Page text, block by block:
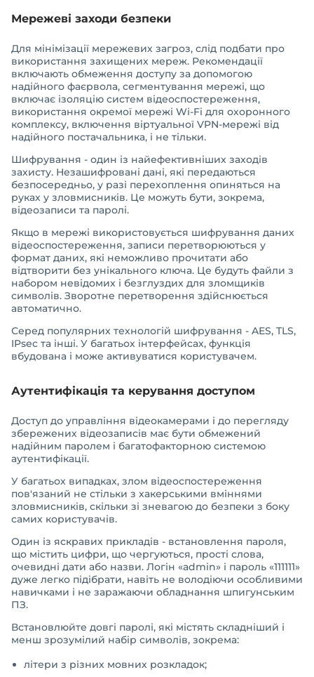
Мережеві заходи безпеки
Для мінімізації мережевих загроз, слід подбати про
використання захищених мереж. Рекомендації
включають обмеження доступу за допомогою
надійного фаєрвола, сегментування мережі, що
включає ізоляцію систем відеоспостереження,
використання окремої мережі Wi-Fi для охоронного
комплексу, включення віртуальної VPN-мережі від
надійного постачальника, і не тільки.
Шифрування - один із найефективніших заходів
захисту. Незашифровані дані, які передаються
безпосередньо, у разі перехоплення опиняться на
руках у зловмисників. Це можуть бути, зокрема,
відеозаписи та паролі.
Якщо в мережі використовується шифрування даних
відеоспостереження, записи перетворюються у
формат даних, які неможливо прочитати або
відтворити без унікального ключа. Це будуть файли з
набором невідомих і безглуздих для зломщиків
символів. Зворотне перетворення здійснюється
автоматично.
Серед популярних технологій шифрування - AES, TLS,
IPsec та інші. У багатьох інтерфейсах, функція
вбудована і може активуватися користувачем.
Аутентифікація та керування доступом
Доступ до управління відеокамерами і до перегляду
збережених відеозаписів має бути обмежений
надійним паролем і багатофакторною системою
аутентифікації.
У багатьох випадках, злом відеоспостереження
пов'язаний не стільки з хакерськими вміннями
зловмисників, скільки зі зневагою до безпеки з боку
самих користувачів.
Один із яскравих прикладів - встановлення пароля,
що містить цифри, що чергуються, прості слова,
очевидні дати або назви. Логін «admin» і пароль «111111»
дуже легко підібрати, навіть не володіючи особливими
навичками і не заражаючи обладнання шпигунським
ПЗ.
Встановлюйте довгі паролі, які містять складніший і
менш зрозумілий набір символів, зокрема:
літери з різних мовних розкладок;